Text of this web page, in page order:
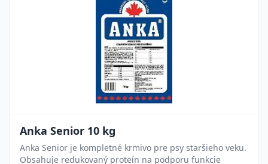
Anka Senior 10 kg
Anka Senior je kompletné krmivo pre psy staršieho veku.
Obsahuje redukovaný proteín na podporu funkcie